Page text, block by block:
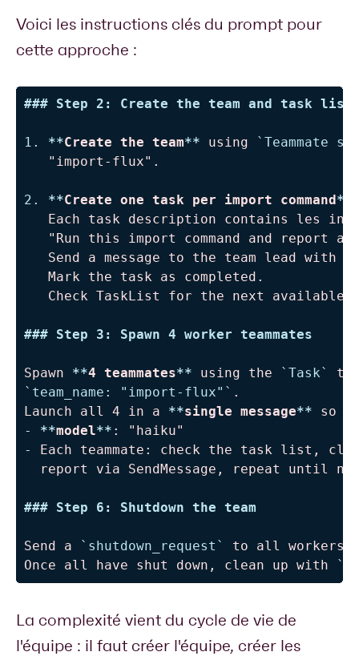
Voici les instructions clés du prompt pour
cette approche :
### Step 2: Create the team and task list
1. **Create the team** using
`Teammate
   "import-flux".
2. **Create one task per import command**
Each task description contains les
"Run this import command and report
Send a message to the team lead with
   Mark the task as completed.
Check TaskList for the next available
### Step 3: Spawn 4 worker teammates
Spawn **4 teammates** using the
`Task`
`team_name: "import-flux"` .
Launch all 4 in a **single message**
-
**model**
-
Each teammate: check the task list,
report via SendMessage, repeat until no
### Step 6: Shutdown the team
Send a `shutdown_request`
to all workers.
Once all have shut down, clean up with
La complexité vient du cycle de vie de
l'équipe : il faut créer l'équipe, créer les